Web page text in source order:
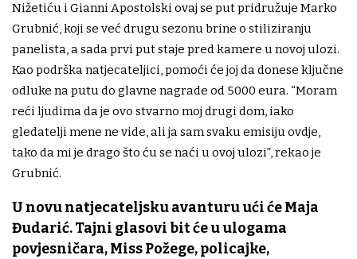
Nižetiću i Gianni Apostolski ovaj se put pridružuje Marko
Grubnić, koji se već drugu sezonu brine o stiliziranju
panelista, a sada prvi put staje pred kamere u novoj ulozi.
Kao podrška natjecateljici, pomoći će joj da donese ključne
odluke na putu do glavne nagrade od 5000 eura. “Moram
reći ljudima da je ovo stvarno moj drugi dom, iako
gledatelji mene ne vide, ali ja sam svaku emisiju ovdje,
tako da mi je drago što ću se naći u ovoj ulozi”, rekao je
Grubnić.
U novu natjecateljsku avanturu ući će Maja
Đudarić. Tajni glasovi bit će u ulogama
povjesničara, Miss Požege, policajke,